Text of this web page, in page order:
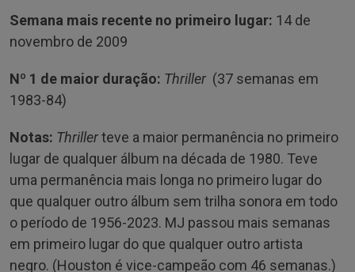
Semana mais recente no primeiro lugar: 14 de
novembro de 2009
Nº 1 de maior duração: Thriller(37 semanas em
1983-84)
Notas: Thrillerteve a maior permanência no primeiro
lugar de qualquer álbum na década de 1980. Teve
uma permanência mais longa no primeiro lugar do
que qualquer outro álbum sem trilha sonora em todo
o período de 1956-2023. MJ passou mais semanas
em primeiro lugar do que qualquer outro artista
negro. (Houston é vice-campeão com 46 semanas.)